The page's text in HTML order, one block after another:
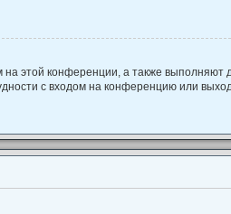
этой конференции, а также выполняют
с входом на конференцию или